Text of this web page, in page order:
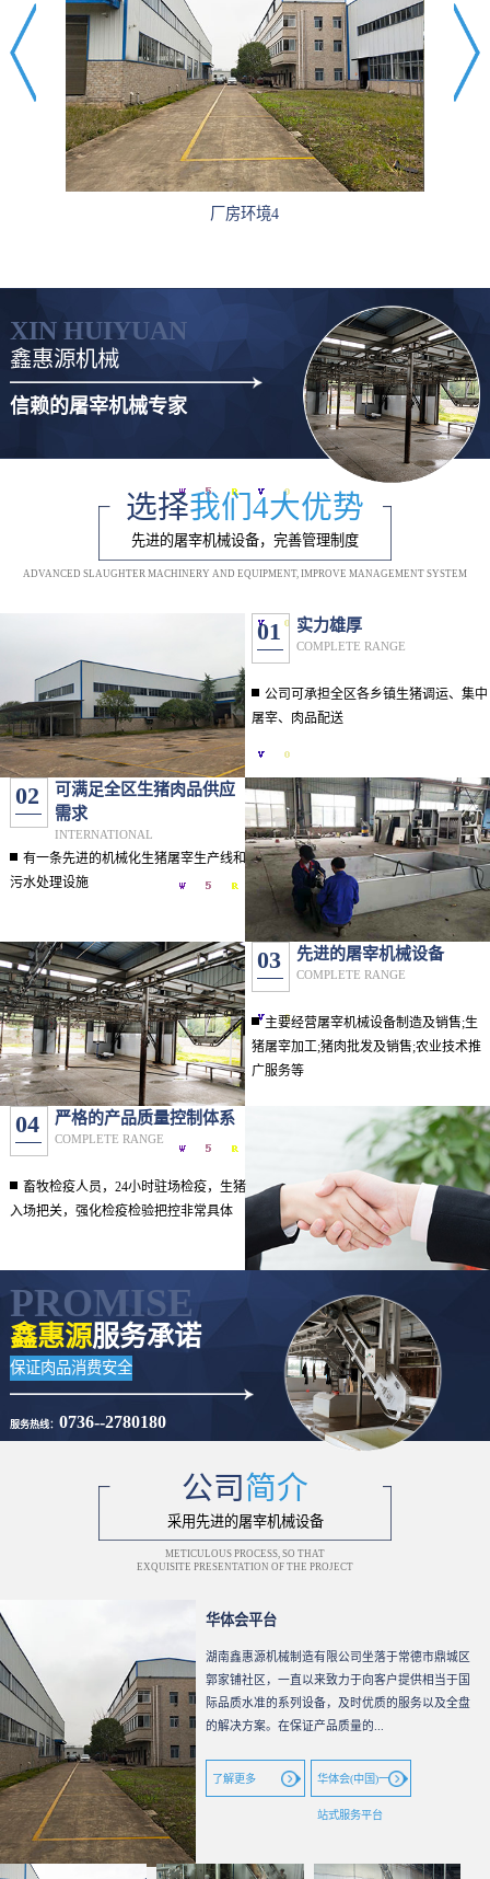
厂房环境4
XIN HUIYUAN
鑫惠源机械
信赖的屠宰机械专家
选择我们4大优势
先进的屠宰机械设备，完善管理制度
ADVANCED SLAUGHTER MACHINERY AND EQUIPMENT, IMPROVE MANAGEMENT SYSTEM
01 实力雄厚
COMPLETE RANGE
公司可承担全区各乡镇生猪调运、集中
屠宰、肉品配送
02
可满足全区生猪肉品供应
需求
INTERNATIONAL
有一条先进的机械化生猪屠宰生产线和
污水处理设施
03 先进的屠宰机械设备
COMPLETE RANGE
主要经营屠宰机械设备制造及销售;生
猪屠宰加工;猪肉批发及销售;农业技术推
广服务等
04 严格的产品质量控制体系
COMPLETE RANGE
畜牧检疫人员，24小时驻场检疫，生猪
入场把关，强化检疫检验把控非常具体
PROMISE
鑫惠源服务承诺
保证肉品消费安全
服务热线： 0736--2780180
公司简介
采用先进的屠宰机械设备
METICULOUS PROCESS, SO THAT
EXQUISITE PRESENTATION OF THE PROJECT
华体会平台
湖南鑫惠源机械制造有限公司坐落于常德市鼎城区
郭家铺社区，一直以来致力于向客户提供相当于国
际品质水准的系列设备，及时优质的服务以及全盘
的解决方案。在保证产品质量的...
了解更多 华体会(中国)一
站式服务平台